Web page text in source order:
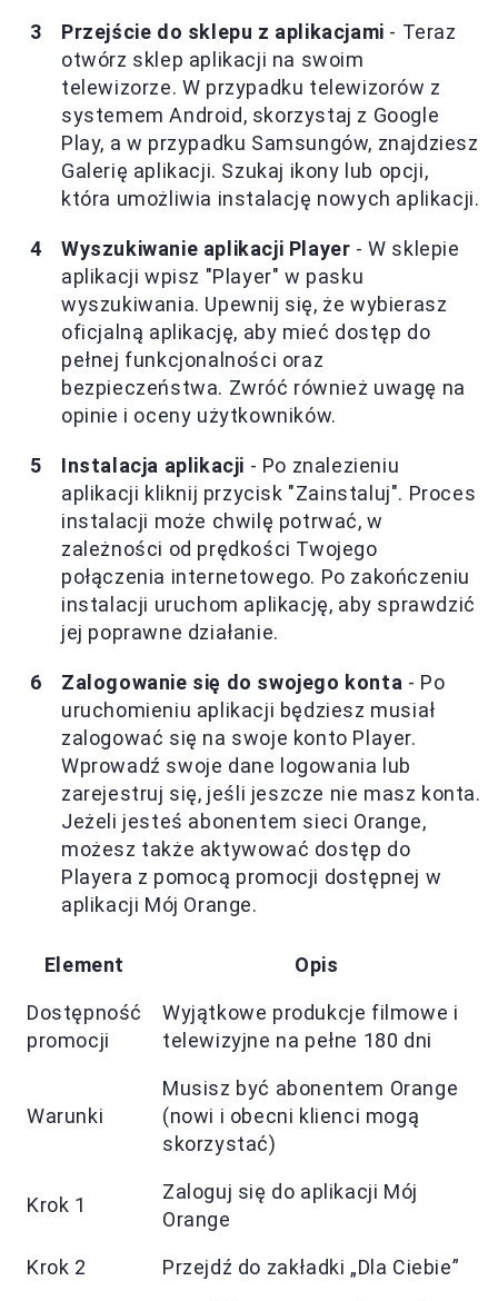
Przejście do sklepu z aplikacjami - Teraz
otwórz sklep aplikacji na swoim
telewizorze. W przypadku telewizorów z
systemem Android, skorzystaj z Google
Play, a w przypadku Samsungów, znajdziesz
Galerię aplikacji. Szukaj ikony lub opcji,
która umożliwia instalację nowych aplikacji.
Wyszukiwanie aplikacji Player - W sklepie
aplikacji wpisz "Player" w pasku
wyszukiwania. Upewnij się, że wybierasz
oficjalną aplikację, aby mieć dostęp do
pełnej funkcjonalności oraz
bezpieczeństwa. Zwróć również uwagę na
opinie i oceny użytkowników.
Instalacja aplikacji - Po znalezieniu
aplikacji kliknij przycisk "Zainstaluj". Proces
instalacji może chwilę potrwać, w
zależności od prędkości Twojego
połączenia internetowego. Po zakończeniu
instalacji uruchom aplikację, aby sprawdzić
jej poprawne działanie.
Zalogowanie się do swojego konta - Po
uruchomieniu aplikacji będziesz musiał
zalogować się na swoje konto Player.
Wprowadź swoje dane logowania lub
zarejestruj się, jeśli jeszcze nie masz konta.
Jeżeli jesteś abonentem sieci Orange,
możesz także aktywować dostęp do
Playera z pomocą promocji dostępnej w
aplikacji Mój Orange.
Element Opis
Dostępność
promocji
Wyjątkowe produkcje filmowe i
telewizyjne na pełne 180 dni
Warunki
Musisz być abonentem Orange
(nowi i obecni klienci mogą
skorzystać)
Krok 1
Zaloguj się do aplikacji Mój
Orange
Krok 2 Przejdź do zakładki „Dla Ciebie”